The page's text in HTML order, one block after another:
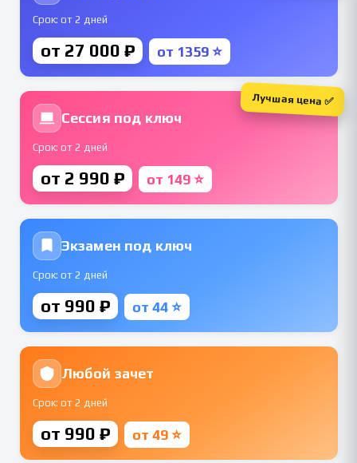
Срок: от 2 дней
от 27 000 ₽ от 1359 ⭐
Сессия под ключ
Срок: от 2 дней
от 2 990 ₽ от 149 ⭐
Лучшая цена ✅
Экзамен под ключ
Срок: от 2 дней
от 990 ₽ от 44 ⭐
Любой зачет
Срок: от 2 дней
от 990 ₽ от 49 ⭐